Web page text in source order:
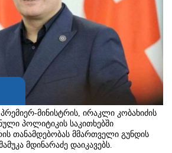
მინისტრის, ირაკლი კობახიძის
პოლიტიკის საკითხებში
თანამდებობას მმართველი გუნდის
მდინარაძე დაიკავებს.